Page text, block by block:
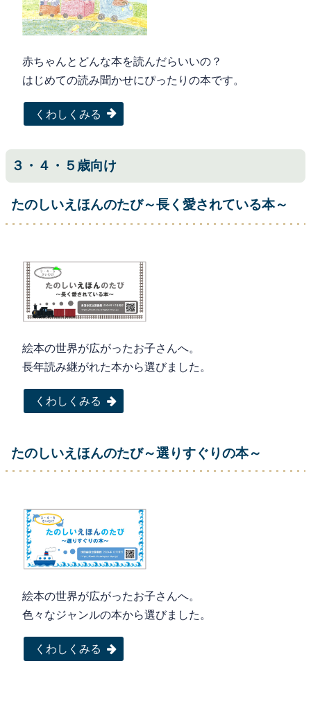
赤ちゃんとどんな本を読んだらいいの？
はじめての読み聞かせにぴったりの本です。
くわしくみる
３・４・５歳向け
たのしいえほんのたび～長く愛されている本～
絵本の世界が広がったお子さんへ。
長年読み継がれた本から選びました。
くわしくみる
たのしいえほんのたび～選りすぐりの本～
絵本の世界が広がったお子さんへ。
色々なジャンルの本から選びました。
くわしくみる